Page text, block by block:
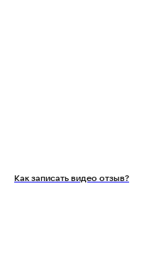
Как записать видео отзыв?